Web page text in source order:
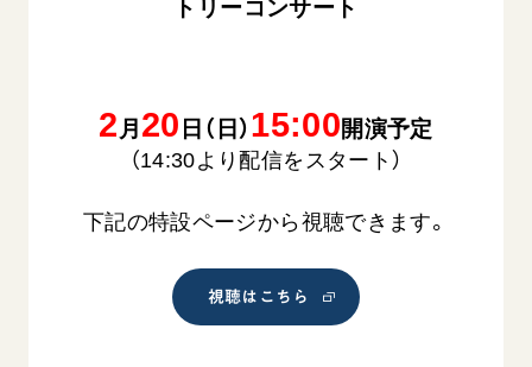
道府県中心会館
Soka Gakkai グローバルサイト
SGIピースサイト
SOKA PICKS すべて見る
トリーコンサート
2 月 20 日（日）15:00開演予定
（14:30より配信をスタート）
下記の特設ページから視聴できます。
視聴はこちら